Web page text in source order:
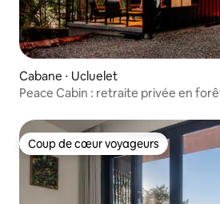
Cabane ⋅ Ucluelet
Peace Cabin : retraite privée en
Coup de cœur voyageurs
Coup de cœur voyageurs